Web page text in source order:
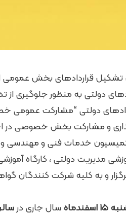
تشکیل قراردادهای بخش عمومی
دولتی به منظور جلوگیری از
دولتی “مشارکت
و مشارکت بخش خصوصی در
خدمات فنی و مهندسی و
مدیریت دولتی ، کارگاه
و به کلیه شرکت کنندگان
سال جاری در